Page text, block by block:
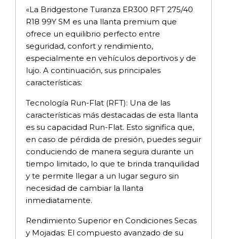
«La Bridgestone Turanza ER300 RFT 275/40
R18 99Y SM es una llanta premium que
ofrece un equilibrio perfecto entre
seguridad, confort y rendimiento,
especialmente en vehículos deportivos y de
lujo. A continuación, sus principales
características:
Tecnología Run-Flat (RFT): Una de las
características más destacadas de esta llanta
es su capacidad Run-Flat. Esto significa que,
en caso de pérdida de presión, puedes seguir
conduciendo de manera segura durante un
tiempo limitado, lo que te brinda tranquilidad
y te permite llegar a un lugar seguro sin
necesidad de cambiar la llanta
inmediatamente.
Rendimiento Superior en Condiciones Secas
y Mojadas: El compuesto avanzado de su